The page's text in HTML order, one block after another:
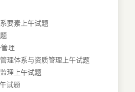
要素上午试题
理
理体系与资质管理上午试题
理上午试题
试题